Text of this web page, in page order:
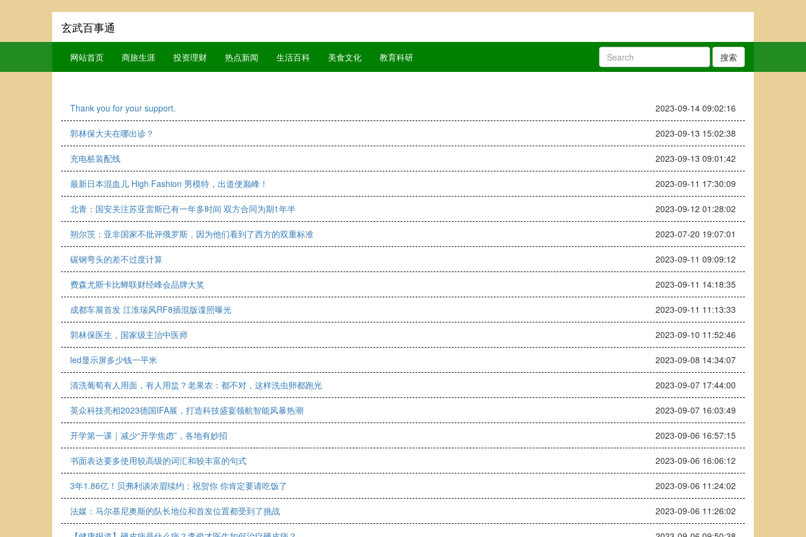
玄武百事通
网站首页 商旅生涯 投资理财 热点新闻 生活百科 美食文化 教育科研 搜索
Thank you for your support. 2023-09-14 09:02:16
郭林保大夫在哪出诊？ 2023-09-13 15:02:38
充电桩装配线 2023-09-13 09:01:42
最新日本混血儿 High Fashion 男模特，出道便巅峰！ 2023-09-11 17:30:09
北青：国安关注苏亚雷斯已有一年多时间 双方合同为期1年半 2023-09-12 01:28:02
朔尔茨：亚非国家不批评俄罗斯，因为他们看到了西方的双重标准 2023-07-20 19:07:01
碳钢弯头的差不过度计算 2023-09-11 09:09:12
费森尤斯卡比蝉联财经峰会品牌大奖 2023-09-11 14:18:35
成都车展首发 江淮瑞风RF8插混版谍照曝光 2023-09-11 11:13:33
郭林保医生，国家级主治中医师 2023-09-10 11:52:46
led显示屏多少钱一平米 2023-09-08 14:34:07
清洗葡萄有人用面，有人用盐？老果农：都不对，这样洗虫卵都跑光 2023-09-07 17:44:00
英众科技亮相2023德国IFA展，打造科技盛宴领航智能风暴热潮 2023-09-07 16:03:49
开学第一课｜减少“开学焦虑”，各地有妙招 2023-09-06 16:57:15
书面表达要多使用较高级的词汇和较丰富的句式 2023-09-06 16:06:12
3年1.86亿！贝弗利谈浓眉续约：祝贺你 你肯定要请吃饭了 2023-09-06 11:24:02
法媒：马尔基尼奥斯的队长地位和首发位置都受到了挑战 2023-09-06 11:26:02